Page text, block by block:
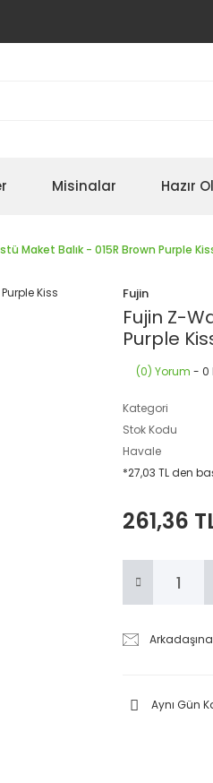
Misinalar Hazır
Maket Balık - 015R Brown Purple
Fujin
Fujin Z-
Purple
(0) Yorum - 0
Kategori
Stok Kodu
Havale
*27,03 TL den
261,36
Aynı Gün